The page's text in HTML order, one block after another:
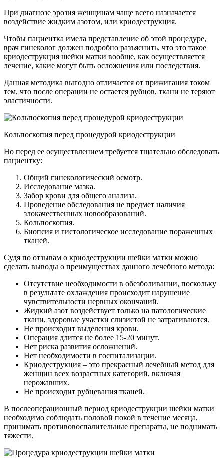
При диагнозе эрозия женщинам чаще всего назначается
воздействие жидким азотом, или криодеструкция.
Чтобы пациентка имела представление об этой процедуре,
врач гинеколог должен подробно разъяснить, что это такое
криодеструкция шейки матки вообще, как осуществляется
лечение, какие могут быть осложнения или последствия.
Данная методика выгодно отличается от прижигания током
тем, что после операции не остается рубцов, ткани не теряют
эластичности.
Кольпоскопия перед процедурой криодеструкции
Но перед ее осуществлением требуется тщательно обследовать
пациентку:
Общий гинекологический осмотр.
Исследование мазка.
Забор крови для общего анализа.
Проведение обследования не предмет наличия
злокачественных новообразований.
Кольпоскопия.
Биопсия и гистологическое исследование пораженных
тканей.
Судя по отзывам о криодеструкции шейки матки можно
сделать выводы о преимуществах данного лечебного метода:
Отсутствие необходимости в обезболивании, поскольку
в результате охлаждения происходит нарушение
чувствительности нервных окончаний.
Жидкий азот воздействует только на патологические
ткани, здоровые участки слизистой не затрагиваются.
Не происходит выделения крови.
Операция длится не более 15-20 минут.
Нет риска развития осложнений.
Нет необходимости в госпитализации.
Криодеструкция – это прекрасный лечебный метод для
женщин всех возрастных категорий, включая
нерожавших.
Не происходит рубцевания тканей.
В послеоперационный период криодеструкции шейки матки
необходимо соблюдать половой покой в течение месяца,
принимать противовоспалительные препараты, не поднимать
тяжести.